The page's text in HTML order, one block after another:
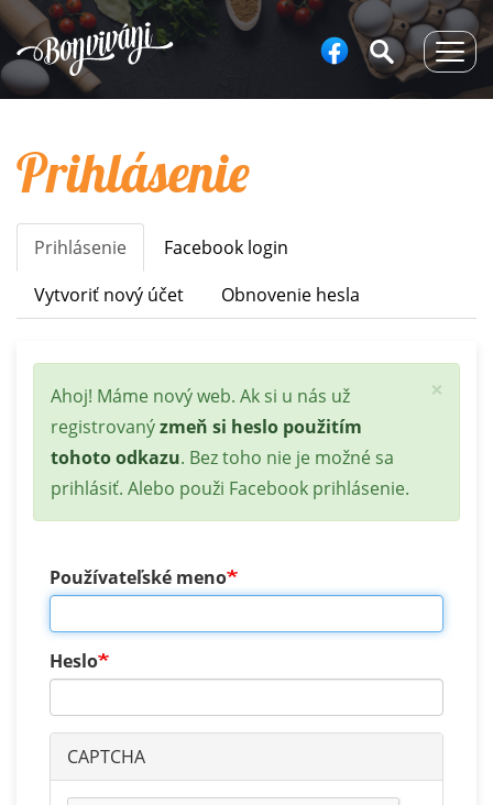
Prihlásenie
Primary
tabs
Prihlásenie (aktívna
karta)
Facebook login
Vytvoriť nový účet
Obnovenie hesla
×
Stavová
správa
Ahoj! Máme nový web. Ak si u nás už
registrovanýzmeň si heslo použitím
tohoto odkazu. Bez toho nie je možné sa
prihlásiť. Alebo použi Facebook prihlásenie.
Používateľské meno
Heslo
CAPTCHA